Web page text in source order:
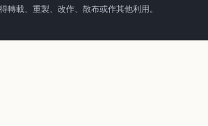
轉載、重製、改作、散布或作其他利用。